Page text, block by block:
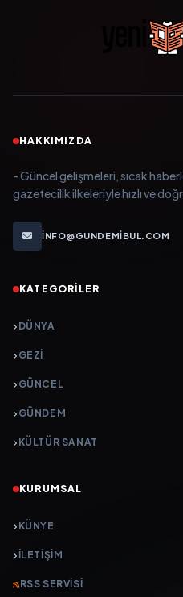
HAKKIMIZDA
- Güncel gelişmeleri, sıcak
gazetecilik ilkeleriyle hızlı ve
INFO@GUNDEMIBUL.COM
KATEGORILER
DÜNYA
GEZI
GÜNCEL
GÜNDEM
KÜLTÜR SANAT
KURUMSAL
KÜNYE
İLETIŞIM
RSS SERVISI